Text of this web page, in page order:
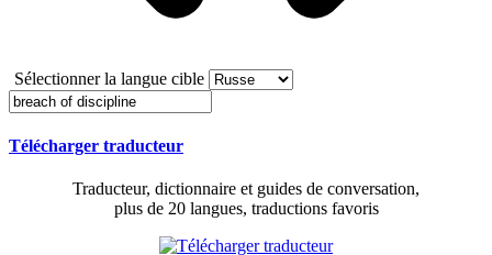
Sélectionner la langue cible
Télécharger traducteur
Traducteur, dictionnaire et guides de conversation,
plus de 20 langues, traductions favoris